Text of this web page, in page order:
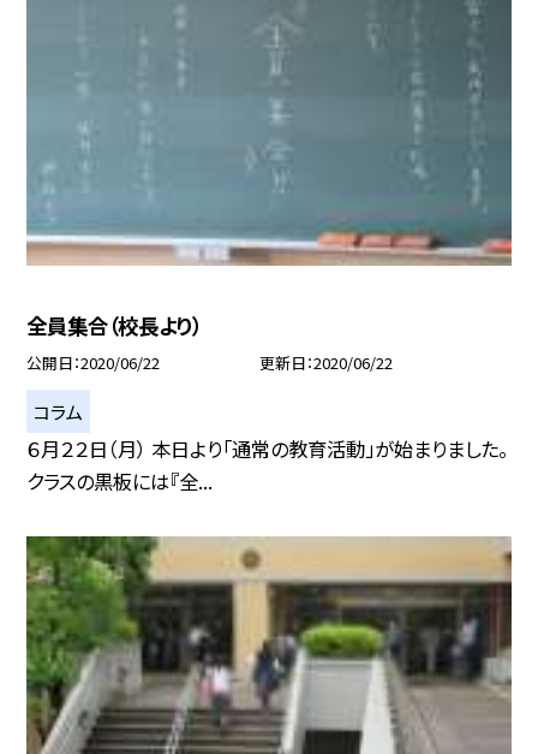
全員集合（校長より）
公開日 2020/06/22 更新日 2020/06/22
コラム
６月２２日（月） 本日より「通常の教育活動」が始まりました。
クラスの黒板には『全...